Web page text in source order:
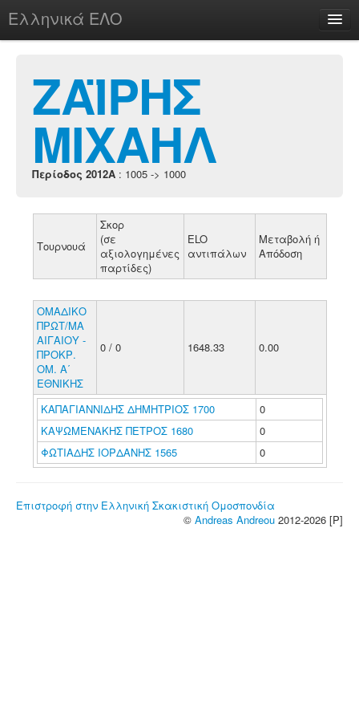
Ελληνικά ΕΛΟ
chesstu.be @ discord
Login
ΖΑΪΡΗΣ
ΜΙΧΑΗΛ
Περίοδος 2012A : 1005 -> 1000
Τουρνουά
Σκορ
(σε
αξιολογημένες
παρτίδες)
ELO
αντιπάλων
Μεταβολή ή
Απόδοση
ΟΜΑΔΙΚΟ
ΠΡΩΤ/ΜΑ
ΑΙΓΑΙΟΥ -
ΠΡΟΚΡ.
ΟΜ. Α΄
ΕΘΝΙΚΗΣ
0 / 0 1648.33 0.00
ΚΑΠΑΓΙΑΝΝΙΔΗΣ ΔΗΜΗΤΡΙΟΣ 1700
0
ΚΑΨΩΜΕΝΑΚΗΣ ΠΕΤΡΟΣ 1680
0
ΦΩΤΙΑΔΗΣ ΙΟΡΔΑΝΗΣ 1565
0
Επιστροφή στην Ελληνική Σκακιστική Ομοσπονδία
© Andreas Andreou 2012-2026 [P]